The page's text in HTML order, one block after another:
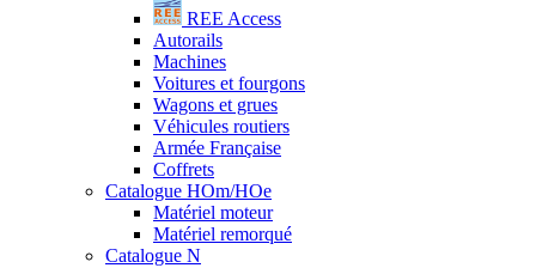
REE Access
Autorails
Machines
Voitures et fourgons
Wagons et grues
Véhicules routiers
Armée Française
Coffrets
Catalogue HOm/HOe
Matériel moteur
Matériel remorqué
Catalogue N